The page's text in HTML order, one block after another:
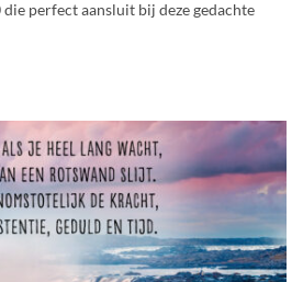
perfect aansluit bij deze gedachte